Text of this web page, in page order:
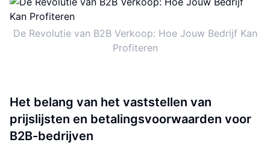
De Revolutie van B2B Verkoop: Hoe Jouw Bedrijf Kan
Profiteren
Het belang van het vaststellen van
prijslijsten en betalingsvoorwaarden voor
B2B-bedrijven